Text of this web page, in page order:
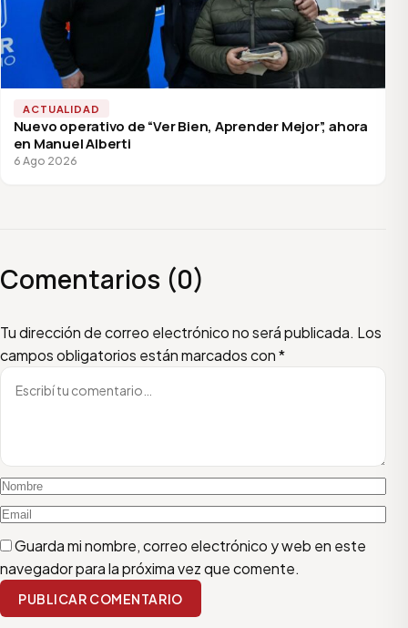
ACTUALIDAD
Nuevo operativo de “Ver Bien, Aprender Mejor”, ahora
en Manuel Alberti
6 Ago 2026
Comentarios (0)
Tu dirección de correo electrónico no será publicada. Los
campos obligatorios están marcados con*
Escribí tu comentario
Nombre
Email
Guarda mi nombre, correo electrónico y web en este
navegador para la próxima vez que comente.
PUBLICAR COMENTARIO